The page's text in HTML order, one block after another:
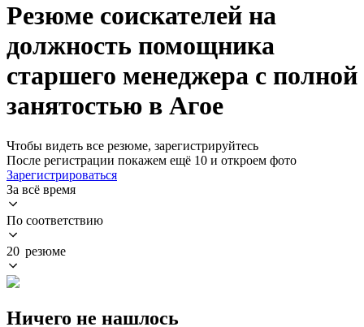
Резюме соискателей на
должность помощника
старшего менеджера с полной
занятостью в Агое
Чтобы видеть все резюме, зарегистрируйтесь
После регистрации покажем ещё 10 и откроем фото
Зарегистрироваться
За всё время
По соответствию
20 резюме
Ничего не нашлось